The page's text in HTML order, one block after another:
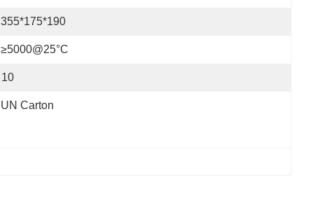
355*175*190
≥5000@25°C
10
UN Carton